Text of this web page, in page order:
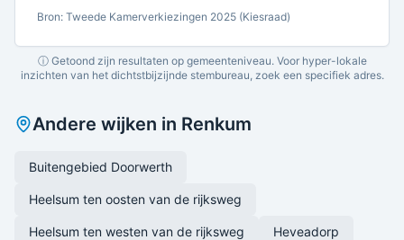
Bron: Tweede Kamerverkiezingen 2025 (Kiesraad)
ⓘ Getoond zijn resultaten op gemeenteniveau. Voor hyper-lokale
inzichten van het dichtstbijzijnde stembureau, zoek een specifiek adres.
Andere wijken in Renkum
Buitengebied Doorwerth
Heelsum ten oosten van de rijksweg
Heelsum ten westen van de rijksweg Heveadorp